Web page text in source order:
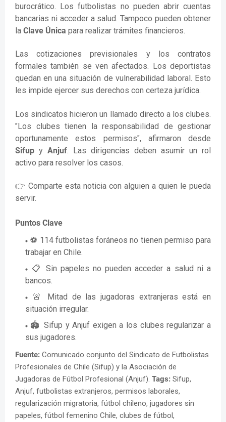
burocrático. Los futbolistas no pueden abrir cuentas
bancarias ni acceder a salud. Tampoco pueden obtener
la Clave Única para realizar trámites financieros.
Las cotizaciones previsionales y los contratos
formales también se ven afectados. Los deportistas
quedan en una situación de vulnerabilidad laboral. Esto
les impide ejercer sus derechos con certeza jurídica.
Los sindicatos hicieron un llamado directo a los clubes.
"Los clubes tienen la responsabilidad de gestionar
oportunamente estos permisos", afirmaron desde
Sifup y Anjuf. Las dirigencias deben asumir un rol
activo para resolver los casos.
👉 Comparte esta noticia con alguien a quien le pueda
servir.
Puntos Clave
⚽ 114 futbolistas foráneos no tienen permiso para
trabajar en Chile.
📋 Sin papeles no pueden acceder a salud ni a
bancos.
🚨 Mitad de las jugadoras extranjeras está en
situación irregular.
🏟️ Sifup y Anjuf exigen a los clubes regularizar a
sus jugadores.
Fuente: Comunicado conjunto del Sindicato de Futbolistas
Profesionales de Chile (Sifup) y la Asociación de
Jugadoras de Fútbol Profesional (Anjuf). Tags: Sifup,
Anjuf, futbolistas extranjeros, permisos laborales,
regularización migratoria, fútbol chileno, jugadores sin
papeles, fútbol femenino Chile, clubes de fútbol,